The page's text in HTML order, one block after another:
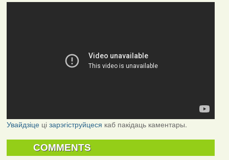
Увайдзіцеці зарэгіструйцеся каб пакідаць каментары.
COMMENTS